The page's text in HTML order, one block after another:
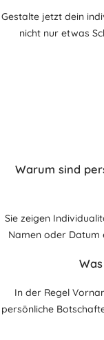
Gestalte jetzt dein
nicht nur etwas
Warum sind
Sie zeigen
Namen oder Datum
In der Regel
persönliche